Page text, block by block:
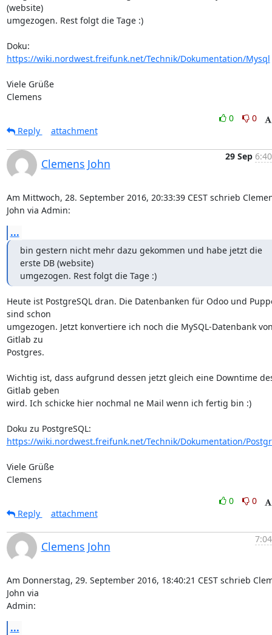
(website)
umgezogen. Rest folgt die Tage :)
https://wiki.nordwest.freifunk.net/Technik/Dokumentation/Mysql
Viele Grüße
Clemens
0
0
Reply
attachment
Clemens John
29 Sep
Am Mittwoch, 28. September 2016, 20:33:39 CEST schrieb
John via Admin:
...
bin gestern nicht mehr dazu gekommen und habe jetzt die
erste DB (website)
umgezogen. Rest folgt die Tage :)
Heute ist PostgreSQL dran. Die Datenbanken für Odoo und
sind schon
umgezogen. Jetzt konvertiere ich noch die MySQL-Datenbank
Gitlab zu
Postgres.
Wichtig ist, dass aufgrund dessen jetzt gleich eine Downtime
Gitlab geben
wird. Ich schicke hier nochmal ne Mail wenn ich fertig bin :)
https://wiki.nordwest.freifunk.net/Technik/Dokumentation/
Viele Grüße
Clemens
0
0
Reply
attachment
Clemens John
Am Donnerstag, 29. September 2016, 18:40:21 CEST schrieb
John via
Admin:
...